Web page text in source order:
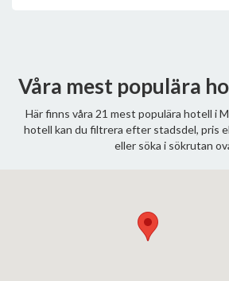
Våra mest populära
Här finns våra 21 mest populära hotell i
hotell kan du filtrera efter stadsdel, pris
eller söka i sökrutan